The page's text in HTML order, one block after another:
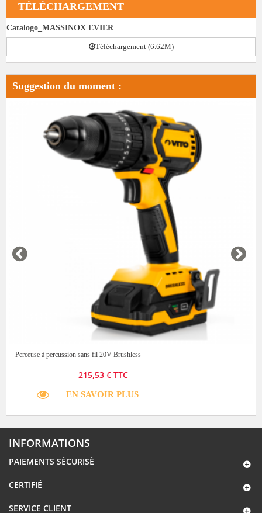
TÉLÉCHARGEMENT
Catalogo_MASSINOX EVIER
Téléchargement (6.62M)
Suggestion du moment :
Perceuse à percussion sans fil 20V Brushless
215,53 € TTC
EN SAVOIR PLUS
INFORMATIONS
PAIEMENTS SÉCURISÉ
CERTIFIÉ
SERVICE CLIENT